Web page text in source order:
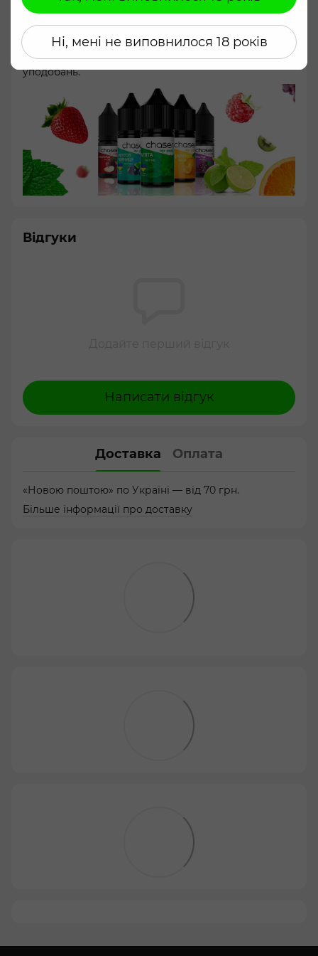
Ні, мені не виповнилося 18 років
чому підходить для більшості под-систем. До
комплекту входить концентрована добавка, яка
дозволяє самостійно коригувати концентрацію –
від 0 мг/мл до 50 мг/мл, залежно від ваших
уподобань.
Відгуки
Написати відгук
Доставка Оплата
«Новою поштою» по Україні — від 70 грн.
Більше інформації про доставку